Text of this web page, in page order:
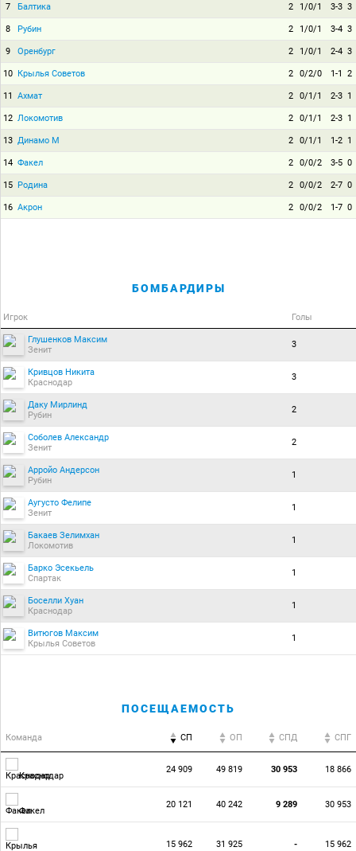
7 Балтика 2 1/0/1 3-3 3
8 Рубин 2 1/0/1 3-4 3
9 Оренбург 2 1/0/1 2-4 3
10 Крылья Советов 2 0/2/0 1-1 2
11 Ахмат 2 0/1/1 2-3 1
12 Локомотив 2 0/1/1 2-3 1
13 Динамо М 2 0/1/1 1-2 1
14 Факел 2 0/0/2 3-5 0
15 Родина 2 0/0/2 2-7 0
16 Акрон 2 0/0/2 1-7 0
БОМБАРДИРЫ
Игрок Голы
Глушенков Максим
Зенит
3
Кривцов Никита
Краснодар
3
Даку Мирлинд
Рубин
2
Соболев Александр
Зенит
2
Арройо Андерсон
Рубин
1
Аугусто Фелипе
Зенит
1
Бакаев Зелимхан
Локомотив
1
Барко Эсекьель
Спартак
1
Боселли Хуан
Краснодар
1
Витюгов Максим
Крылья Советов
1
ПОСЕЩАЕМОСТЬ
Команда СП ОП CПД CПГ
Краснодар
24 909 49 819 30 953 18 866
Факел
20 121 40 242 9 289 30 953
15 962 31 925 - 15 962